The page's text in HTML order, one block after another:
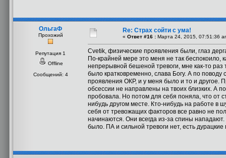
ОльгаФ
Прохожий
Репутация 1
Offline
Сообщений: 4
Re: Страх сойти с ума!
« Ответ #16 : Марта 24, 2015, 07:51:36
Cvetik, физические проявления были, глаз
По-крайней мере это меня не так
непрерывной бешеной тревоги, мне как-то раз
было кратковременно, слава Богу. А по поводу
проявления ОКР, и у меня было и то и другое.
обсессии не направлены на твоих близких. А
пробовала. Но потом для себя поняла, что от
нибудь другом месте. Кто-нибудь на работе в
себя от тревожащих факторов все равно не
начинаются. Они всегда из-за спины
было. ПА и сильной тревоги нет, есть